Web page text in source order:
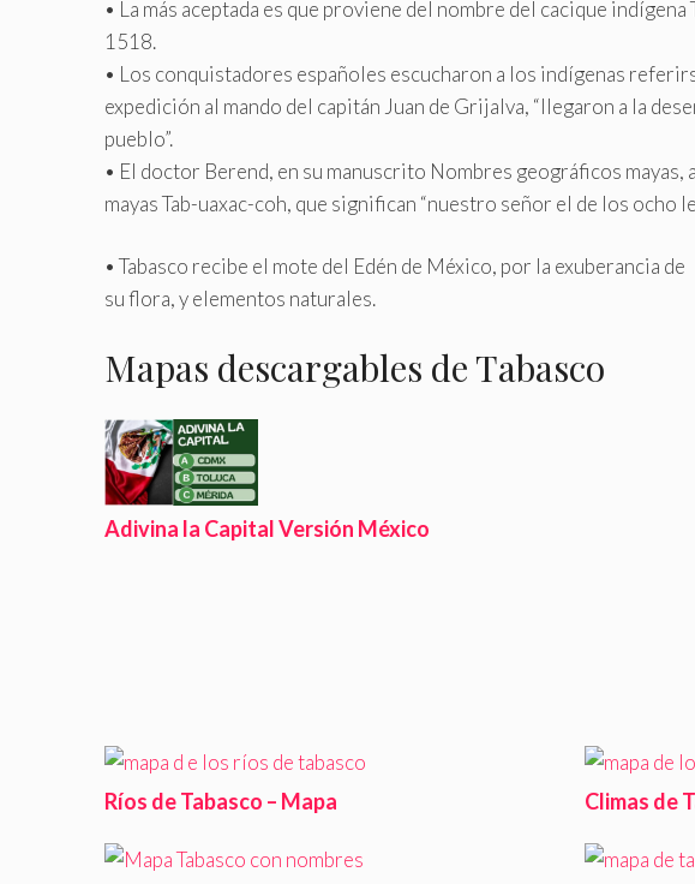
• La más aceptada es que proviene del nombre del cacique
1518.
• Los conquistadores españoles escucharon a los indígenas
expedición al mando del capitán Juan de Grijalva, “llegaron a la
pueblo”.
• El doctor Berend, en su manuscrito Nombres geográficos
mayas Tab-uaxac-coh, que significan “nuestro señor el de los ocho
• Tabasco recibe el mote del Edén de México, por la exuberancia de
su flora, y elementos naturales.
Mapas descargables de Tabasco
Adivina la Capital Versión México
Ríos de Tabasco – Mapa Climas de